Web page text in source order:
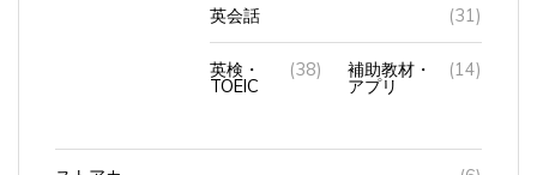
英検・
TOEIC
(38) 補助教材・
アプリ
(14)
ストアカ (6)